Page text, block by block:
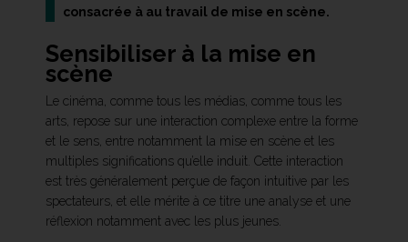
consacrée à au travail de mise en scène.
Sensibiliser à la mise en
scène
Le cinéma, comme tous les médias, comme tous les
arts, repose sur une interaction complexe entre la forme
et le sens, entre notamment la mise en scène et les
multiples significations qu’elle induit. Cette interaction
est très généralement perçue de façon intuitive par les
spectateurs, et elle mérite à ce titre une analyse et une
réflexion notamment avec les plus jeunes.